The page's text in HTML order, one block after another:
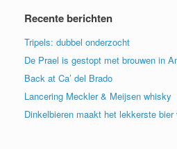
Recente berichten
Tripels: dubbel onderzocht
De Prael is gestopt met brouwen in
Back at Ca’ del Brado
Lancering Meckler & Meijsen whisky
Dinkelbieren maakt het lekkerste bier